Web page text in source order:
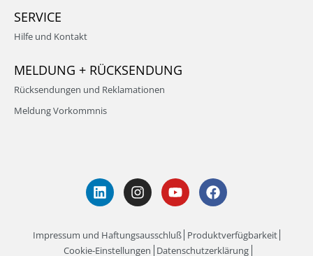
SERVICE
Hilfe und Kontakt
MELDUNG + RÜCKSENDUNG
Rücksendungen und Reklamationen
Meldung Vorkommnis
Impressum und Haftungsausschluß Produktverfügbarkeit
Cookie-Einstellungen Datenschutzerklärung